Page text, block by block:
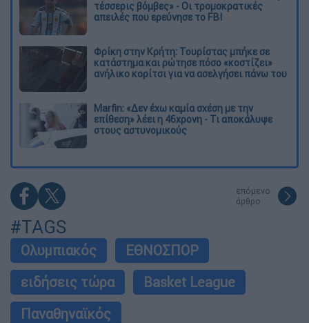
τέσσερις βόμβες» - Οι τρομοκρατικές
απειλές που ερεύνησε το FBI
Φρίκη στην Κρήτη: Τουρίστας μπήκε σε
κατάστημα και ρώτησε πόσο «κοστίζει»
ανήλικο κορίτσι για να ασελγήσει πάνω του
Marfin: «Δεν έχω καμία σχέση με την
επίθεση» λέει η 46χρονη - Τι αποκάλυψε
στους αστυνομικούς
επόμενο
άρθρο
#TAGS
Ολυμπιακός
ΕΘΝΟΣΠΟΡ
ειδήσεις τώρα
Basket League
Παναθηναϊκός